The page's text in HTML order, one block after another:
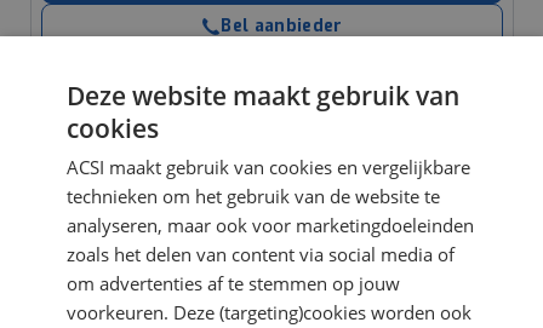
Deze website maakt gebruik van
cookies
ACSI maakt gebruik van cookies en vergelijkbare
technieken om het gebruik van de website te
analyseren, maar ook voor marketingdoeleinden
zoals het delen van content via social media of
om advertenties af te stemmen op jouw
voorkeuren. Deze (targeting)cookies worden ook